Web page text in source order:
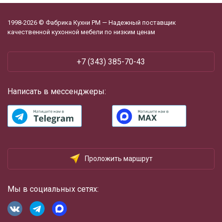
1998-2026 © Фабрика Кухни РМ — Надежный поставщик
качественной кухонной мебели по низким ценам
+7 (343) 385-70-43
Написать в мессенджеры:
Проложить маршрут
Мы в социальных сетях: